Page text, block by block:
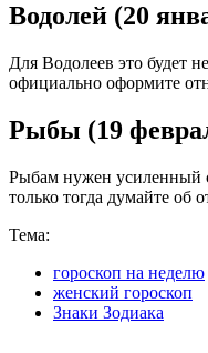
Водолей (20
Для Водолеев это будет
официально оформите
Рыбы (19
Рыбам нужен усиленный
только тогда думайте об
Тема:
гороскоп на неделю
женский гороскоп
Знаки Зодиака